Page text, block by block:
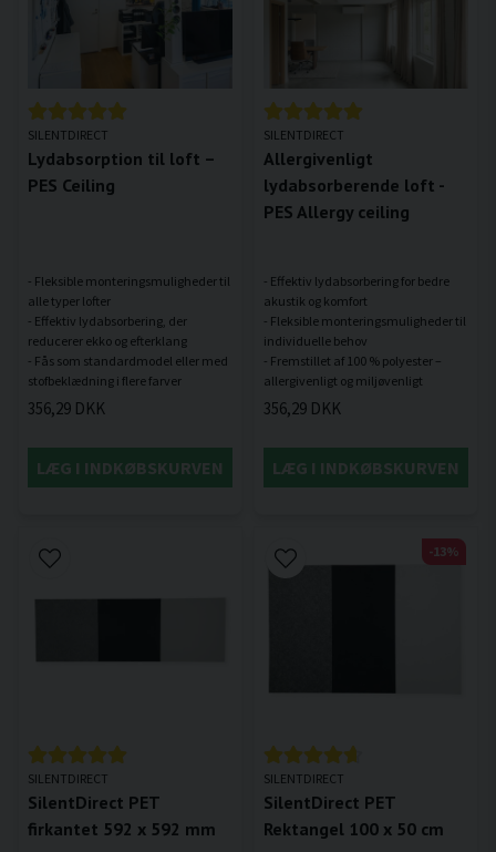
SILENTDIRECT
Lydabsorption til loft –
PES Ceiling
- Fleksible monteringsmuligheder til
alle typer lofter
- Effektiv lydabsorbering, der
reducerer ekko og efterklang
- Fås som standardmodel eller med
356,29 DKK
LÆG I INDKØBSKURVEN
SILENTDIRECT
Allergivenligt
lydabsorberende loft -
PES Allergy ceiling
- Effektiv lydabsorbering for bedre
akustik og komfort
- Fleksible monteringsmuligheder til
individuelle behov
- Fremstillet af 100 % polyester –
356,29 DKK
LÆG I INDKØBSKURVEN
SILENTDIRECT
SilentDirect PET
firkantet 592 x 592 mm
SILENTDIRECT
SilentDirect PET
Rektangel 100 x 50 cm
-13%